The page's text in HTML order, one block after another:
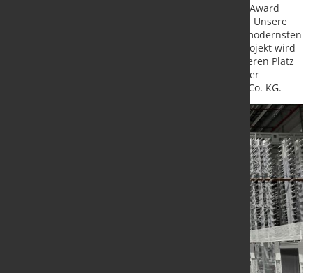
„Dass SEW-EURODRIVE mit dem ‚Fabrik des Jahres‘-Award
ausgezeichnet wurde, erfüllt uns mit großem Stolz. Unsere
Systeme durften eine Schlüsselrolle in einem der modernsten
Werke Europas übernehmen. Dieses Leuchtturmprojekt wird
in der Geschichte von KASTO immer einen besonderen Platz
einnehmen“, sagt Armin Stolzer, Geschäftsführender
Gesellschafter der KASTO Maschinenbau GmbH & Co. KG.